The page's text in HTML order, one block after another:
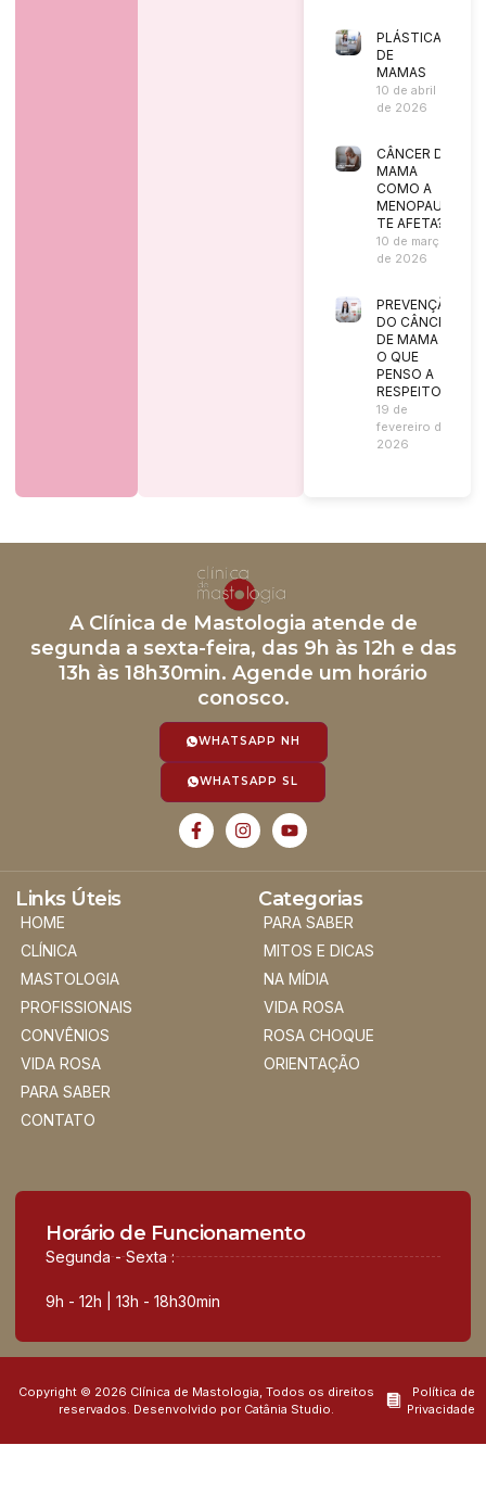
PLÁSTICA
DE
MAMAS
10 de abril
de 2026
CÂNCER DE
MAMA
COMO A
MENOPAUSA
TE AFETA?
10 de março
de 2026
PREVENÇÃO
DO CÂNCER
DE MAMA |
O QUE
PENSO A
RESPEITO?
19 de
fevereiro de
2026
A Clínica de Mastologia atende de
segunda a sexta-feira, das 9h às 12h e das
13h às 18h30min. Agende um horário
conosco.
WHATSAPP NH
WHATSAPP SL
Links Úteis
HOME
CLÍNICA
MASTOLOGIA
PROFISSIONAIS
CONVÊNIOS
VIDA ROSA
PARA SABER
CONTATO
Categorias
PARA SABER
MITOS E DICAS
NA MÍDIA
VIDA ROSA
ROSA CHOQUE
ORIENTAÇÃO
Horário de Funcionamento
Segunda - Sexta :
9h - 12h | 13h - 18h30min
Copyright © 2026 Clínica de Mastologia, Todos os direitos
reservados. Desenvolvido por Catânia Studio.
Política de
Privacidade